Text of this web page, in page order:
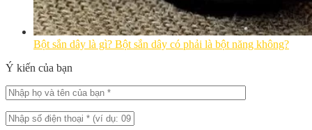
Bột sắn dây là gì? Bột sắn dây có phải là bột năng không?
Ý kiến của bạn